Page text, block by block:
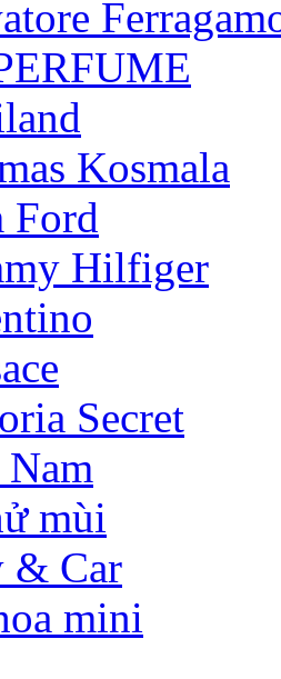
Kosmala
Ford
Hilfiger
Secret
mùi
& Car
mini